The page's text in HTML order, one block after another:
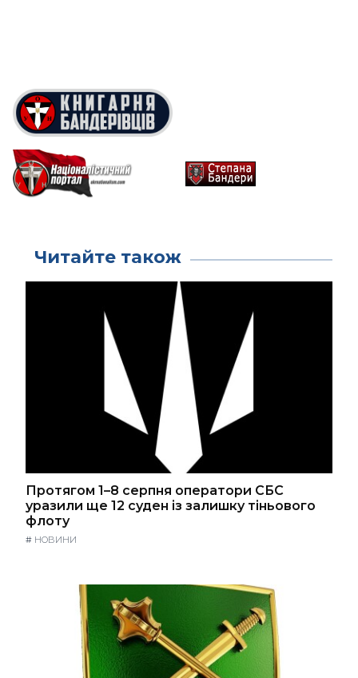
Читайте також
Протягом 1–8 серпня оператори СБС
уразили ще 12 суден із залишку тіньового
флоту
# НОВИНИ